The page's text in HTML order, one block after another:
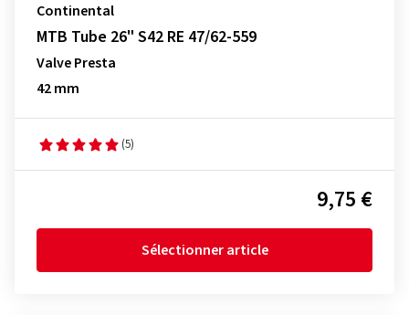
Continental
MTB Tube 26" S42 RE 47/62-559
Valve Presta
42 mm
(5)
9,75 €
Sélectionner article